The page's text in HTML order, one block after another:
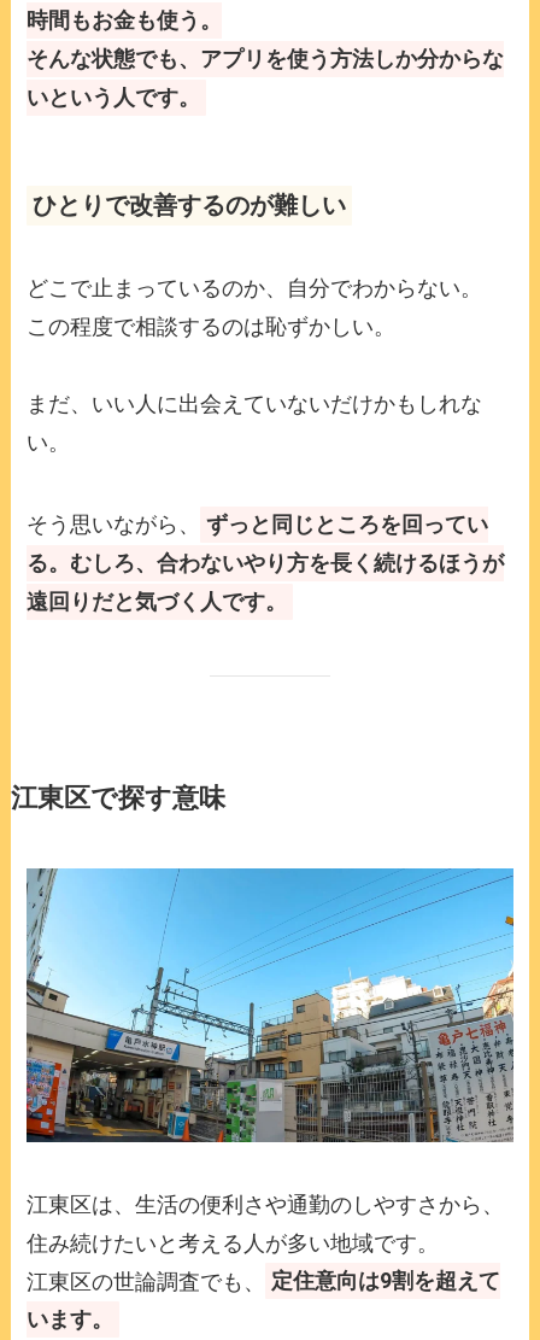
時間もお金も使う。
そんな状態でも、アプリを使う方法しか分からな
いという人です。
ひとりで改善するのが難しい
どこで止まっているのか、自分でわからない。
この程度で相談するのは恥ずかしい。
まだ、いい人に出会えていないだけかもしれな
い。
そう思いながら、
ずっと同じところを回ってい
る。むしろ、合わないやり方を長く続けるほうが
遠回りだと気づく人です。
江東区で探す意味
江東区は、生活の便利さや通勤のしやすさから、
住み続けたいと考える人が多い地域です。
江東区の世論調査でも、
定住意向は9割を超えて
います。